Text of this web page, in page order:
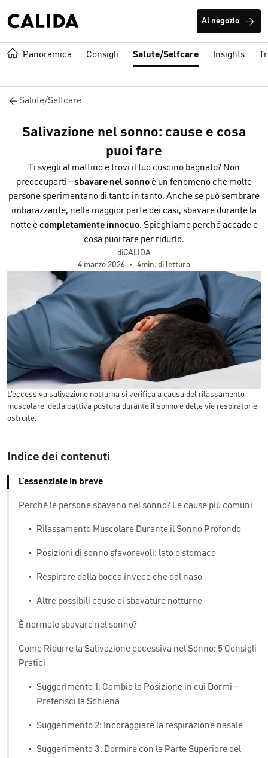
Al negozio
Panoramica Consigli Salute/Selfcare Insights
Salute/Selfcare
Salivazione nel sonno: cause e cosa
puoi fare
Ti svegli al mattino e trovi il tuo cuscino bagnato? Non
preoccuparti—sbavare nel sonno è un fenomeno che molte
persone sperimentano di tanto in tanto. Anche se può sembrare
imbarazzante, nella maggior parte dei casi, sbavare durante la
notte ècompletamente innocuo. Spieghiamo perché accade e
cosa puoi fare per ridurlo.
diCALIDA
4 marzo 2026 • 4min. di lettura
L'eccessiva salivazione notturna si verifica a causa del rilassamento
muscolare, della cattiva postura durante il sonno e delle vie respiratorie
ostruite.
Indice dei contenuti
L’essenziale in breve
Perché le persone sbavano nel sonno? Le cause più comuni
• Rilassamento Muscolare Durante il Sonno Profondo
• Posizioni di sonno sfavorevoli: lato o stomaco
• Respirare dalla bocca invece che dal naso
• Altre possibili cause di sbavature notturne
È normale sbavare nel sonno?
Come Ridurre la Salivazione eccessiva nel Sonno: 5 Consigli
Pratici
•
Suggerimento 1: Cambia la Posizione in cui Dormi –
Preferisci la Schiena
• Suggerimento 2: Incoraggiare la respirazione nasale
•
Suggerimento 3: Dormire con la Parte Superiore del